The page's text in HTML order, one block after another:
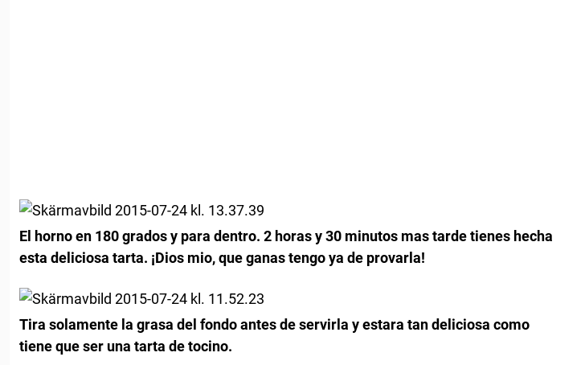
El horno en 180 grados y para dentro. 2 horas y 30 minutos mas tarde tienes hecha
esta deliciosa tarta. ¡Dios mio, que ganas tengo ya de provarla!
Tira solamente la grasa del fondo antes de servirla y estara tan deliciosa como
tiene que ser una tarta de tocino.